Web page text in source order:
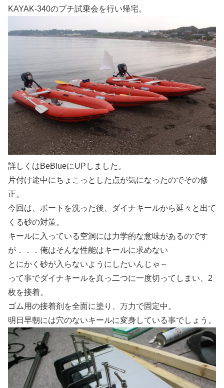
KAYAK-340のプチ試乗会を行い帰宅。
詳しくはBeBlueにUPしました。
片付け途中にちょこっとした点が気になったのでその修
正。
今回は、ボートを洗った後、ダイナキールから延々と出て
くる砂の対策。
キールに入っている空洞には力学的な意味があるのです
が．．．俺はそんな性能はキールに求めない
とにかく砂が入らないようにしたいんじゃ～
って事でダイナキールを真っ二つに一度切ってしまい、2
枚を接着。
ゴム用の接着剤を全面に塗り、万力で固定中。
明日早朝には穴のないキールに変身している事でしょう。